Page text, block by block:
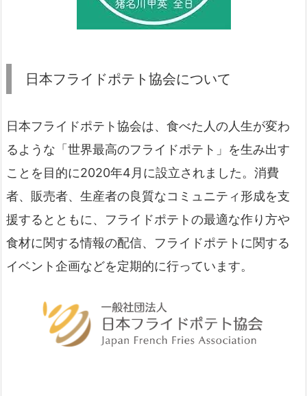
日本フライドポテト協会について
日本フライドポテト協会は、食べた人の人生が変わ
るような「世界最高のフライドポテト」を生み出す
ことを目的に2020年4月に設立されました。消費
者、販売者、生産者の良質なコミュニティ形成を支
援するとともに、フライドポテトの最適な作り方や
食材に関する情報の配信、フライドポテトに関する
イベント企画などを定期的に行っています。